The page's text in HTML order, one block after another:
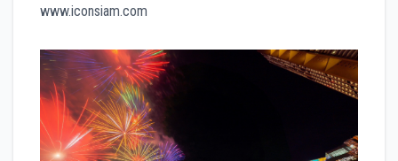
www.iconsiam.com